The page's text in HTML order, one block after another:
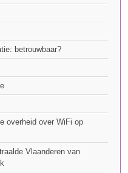
betrouwbaar?
overheid over WiFi op
Vlaanderen van